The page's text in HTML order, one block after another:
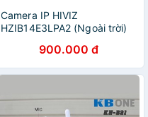
Camera IP HIVIZ
HZIB14E3LPA2 (Ngoài trời)
900.000 đ